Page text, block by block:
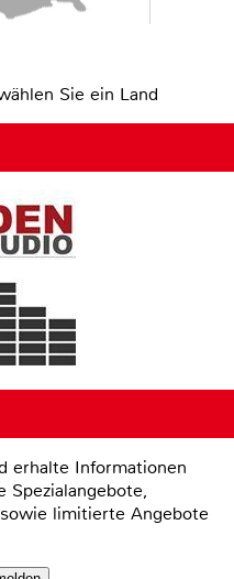
Sie ein Land
erhalte Informationen
Spezialangebote,
limitierte Angebote